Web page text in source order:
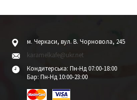
м. Черкаси, вул. В. Чорновола, 245
karamelkafe@ukr.net
Кондитерська: Пн-Нд 07:00-18:00
Бар: Пн-Нд 10:00-23:00